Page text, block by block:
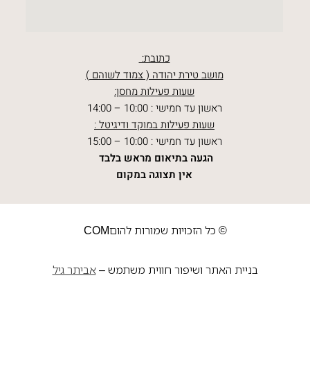
כתובת:
מושב טירת יהודה ( צמוד לשוהם )
שעות פעילות מחסן:
ראשון עד חמישי : 10:00 – 14:00
שעות פעילות במוקד ודיגיטל :
ראשון עד חמישי : 10:00 – 15:00
הגעה בתיאום מראש בלבד
אין תצוגה במקום
© כל הזכויות שמורות להוםCOM
בניית האתר ושיפור חווית משתמש –אביתר גיל